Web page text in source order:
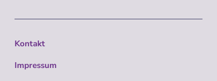
Kontakt
Impressum